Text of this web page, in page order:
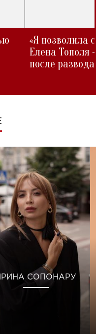
«Я позволила
Елена Тополя
после развода
СОПОНАРУ